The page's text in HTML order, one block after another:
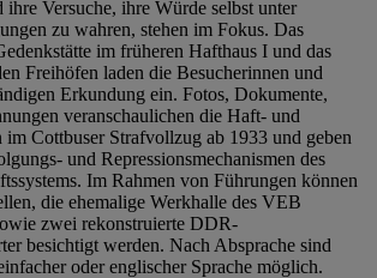
ihre Versuche, ihre Würde selbst unter
zu wahren, stehen im Fokus. Das
im früheren Hafthaus I und das
Freihöfen laden die Besucherinnen und
Erkundung ein. Fotos, Dokumente,
veranschaulichen die Haft- und
im Cottbuser Strafvollzug ab 1933 und geben
und Repressionsmechanismen des
Im Rahmen von Führungen können
die ehemalige Werkhalle des VEB
zwei rekonstruierte DDR-
besichtigt werden. Nach Absprache sind
oder englischer Sprache möglich.